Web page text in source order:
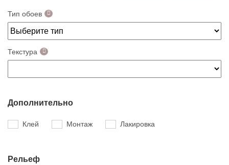
Тип обоев
Текстура
Дополнительно
Клей Монтаж Лакировка
Рельеф